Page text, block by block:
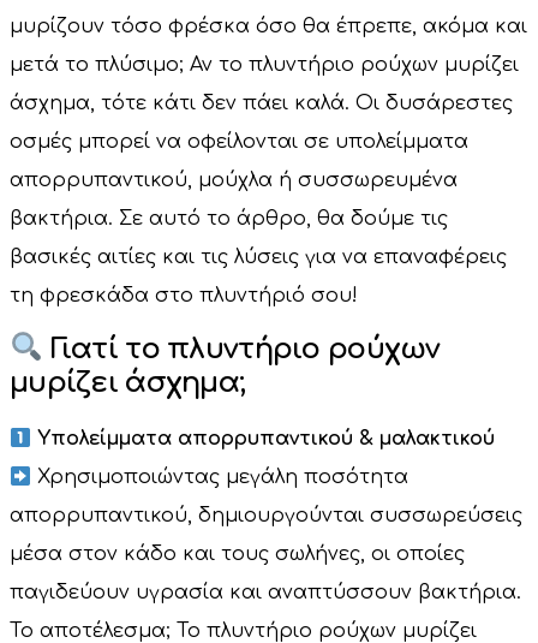
μυρίζουν τόσο φρέσκα όσο θα έπρεπε, ακόμα και
μετά το πλύσιμο; Αν το πλυντήριο ρούχων μυρίζει
άσχημα, τότε κάτι δεν πάει καλά. Οι δυσάρεστες
οσμές μπορεί να οφείλονται σε υπολείμματα
απορρυπαντικού, μούχλα ή συσσωρευμένα
βακτήρια. Σε αυτό το άρθρο, θα δούμε τις
βασικές αιτίες και τις λύσεις για να επαναφέρεις
τη φρεσκάδα στο πλυντήριό σου!
Γιατί το πλυντήριο ρούχων
μυρίζει άσχημα;
Υπολείμματα απορρυπαντικού & μαλακτικού
Χρησιμοποιώντας μεγάλη ποσότητα
απορρυπαντικού, δημιουργούνται συσσωρεύσεις
μέσα στον κάδο και τους σωλήνες, οι οποίες
παγιδεύουν υγρασία και αναπτύσσουν βακτήρια.
Το αποτέλεσμα; Το πλυντήριο ρούχων μυρίζει